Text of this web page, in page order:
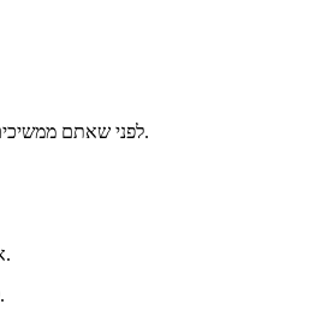
לפני שאתם ממשיכים, אנא וודאו שביטלתם את נעילת הדומיין אצל הרשם הנוכחי.
אם הדומיין נרשם לאחרונה, ייתכן ותצטרכו לנסות מאוחר יותר.
לחלופין, אתם יכולים לבצע חיפוש כדי לרשום את הדומיין הזה.